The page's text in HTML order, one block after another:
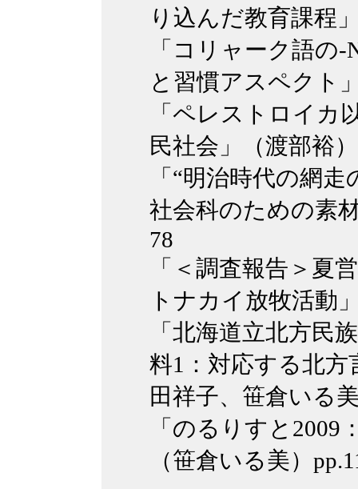
り込んだ教育課程
「コリャーク語の
と習慣アスペクト
「ペレストロイカ
民社会」（渡部裕
「“明治時代の網
社会科のための素
78
「＜調査報告＞夏
トナカイ放牧活動
「北海道立北方民
料1：対応する北
田祥子、笹倉いる
「のるりすと
（笹倉いる美）